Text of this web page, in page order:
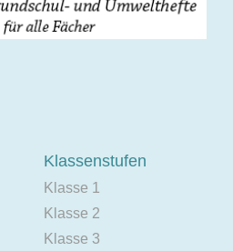
Klassenstufen
Klasse 1
Klasse 2
Klasse 3